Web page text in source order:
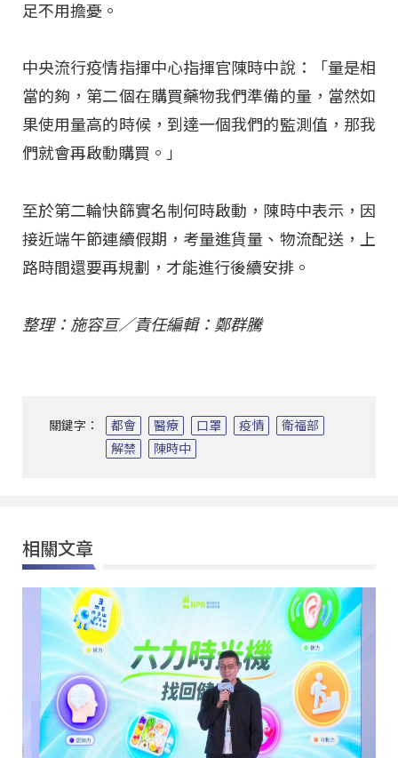
足不用擔憂。
中央流行疫情指揮中心指揮官陳時中說：「量是相
當的夠，第二個在購買藥物我們準備的量，當然如
果使用量高的時候，到達一個我們的監測值，那我
們就會再啟動購買。」
至於第二輪快篩實名制何時啟動，陳時中表示，因
接近端午節連續假期，考量進貨量、物流配送，上
路時間還要再規劃，才能進行後續安排。
整理：施容亘／責任編輯：鄭群騰
關鍵字： 都會 醫療 口罩 疫情
衛福部
解禁
陳時中
相關文章